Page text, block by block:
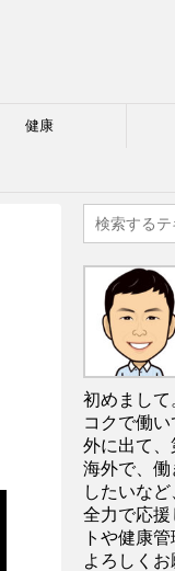
健康
初めまして
コクで働
外に出て、
海外で、
したいな
全力で応援
トや健康
よろしく